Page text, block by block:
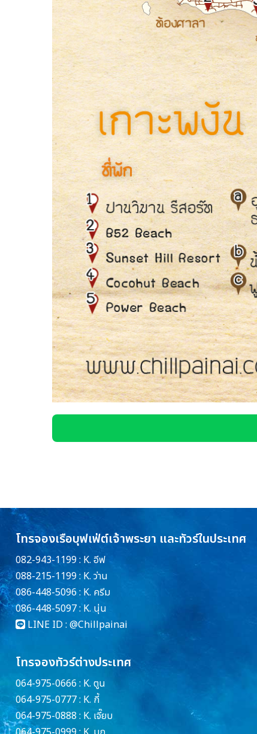
โทรจองเรือบุฟเฟ่ต์เจ้าพระยา และทัวร์ในประเทศ
082-943-1199 : K. อีฟ
088-215-1199 : K. ว่าน
086-448-5096 : K. ครีม
086-448-5097 : K. นุ่น
LINE ID : @Chillpainai
โทรจองทัวร์ต่างประเทศ
064-975-0666 : K. ตูน
064-975-0777 : K. กี้
064-975-0888 : K. เจี๊ยบ